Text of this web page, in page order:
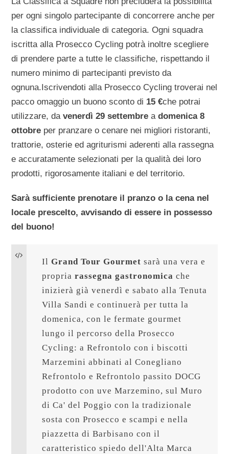
per ogni singolo partecipante di concorrere anche per
la classifica individuale di categoria. Ogni squadra
iscritta alla Prosecco Cycling potrà inoltre scegliere
di prendere parte a tutte le classifiche, rispettando il
numero minimo di partecipanti previsto da
ognuna.Iscrivendoti alla Prosecco Cycling troverai nel
pacco omaggio un buono sconto di 15 €che potrai
utilizzare, davenerdì 29 settembre adomenica 8
ottobre per pranzare o cenare nei migliori ristoranti,
trattorie, osterie ed agriturismi aderenti alla rassegna
e accuratamente selezionati per la qualità dei loro
prodotti, rigorosamente italiani e del territorio.
Sarà sufficiente prenotare il pranzo o la cena nel
locale prescelto, avvisando di essere in possesso
del buono!
Il Grand Tour Gourmet sarà una vera e
propria rassegna gastronomica che
inizierà già venerdì e sabato alla Tenuta
Villa Sandi e continuerà per tutta la
domenica, con le fermate gourmet
lungo il percorso della Prosecco
Cycling: a Refrontolo con i biscotti
Marzemini abbinati al Conegliano
Refrontolo e Refrontolo passito DOCG
prodotto con uve Marzemino, sul Muro
di Ca' del Poggio con la tradizionale
sosta con Prosecco e scampi e nella
piazzetta di Barbisano con il
caratteristico spiedo dell'Alta Marca